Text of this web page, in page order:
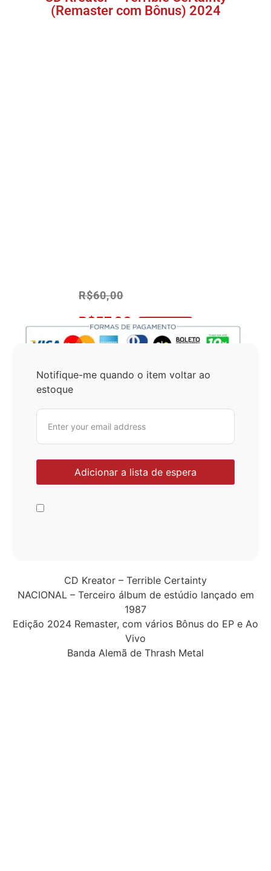
(Remaster com Bônus) 2024
R$60,00
R$57,00 No Pix 5% OFF
Notifique-me quando o item voltar ao
estoque
CD Kreator – Terrible Certainty
NACIONAL – Terceiro álbum de estúdio lançado em
1987
Edição 2024 Remaster, com vários Bônus do EP e Ao
Vivo
Banda Alemã de Thrash Metal